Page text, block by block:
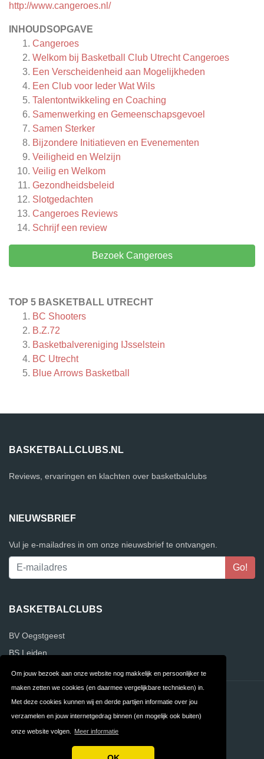
Om jouw bezoek aan onze website nog makkelijk en persoonlijker te
maken zetten we cookies (en daarmee vergelijkbare technieken) in.
Met deze cookies kunnen wij en derde partijen informatie over jou
verzamelen en jouw internetgedrag binnen (en mogelijk ook buiten)
onze website volgen. Meer informatie
http://www.cangeroes.nl/
INHOUDSOPGAVE
Cangeroes
Welkom bij Basketball Club Utrecht Cangeroes
Een Verscheidenheid aan Mogelijkheden
Een Club voor Ieder Wat Wils
Talentontwikkeling en Coaching
Samenwerking en Gemeenschapsgevoel
Samen Sterker
Bijzondere Initiatieven en Evenementen
Veiligheid en Welzijn
Veilig en Welkom
Gezondheidsbeleid
Slotgedachten
Cangeroes Reviews
Schrijf een review
Bezoek Cangeroes
TOP 5 BASKETBALL UTRECHT
BC Shooters
B.Z.72
Basketbalvereniging IJsselstein
BC Utrecht
Blue Arrows Basketball
BASKETBALLCLUBS.NL
Reviews, ervaringen en klachten over basketbalclubs
NIEUWSBRIEF
Vul je e-mailadres in om onze nieuwsbrief te ontvangen.
BASKETBALCLUBS
BV Oegstgeest
BS Leiden
Contact Privacy
Algemene FAQ